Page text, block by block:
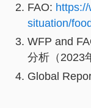
FAO:
situation/
WFP and
分析（2023
Global